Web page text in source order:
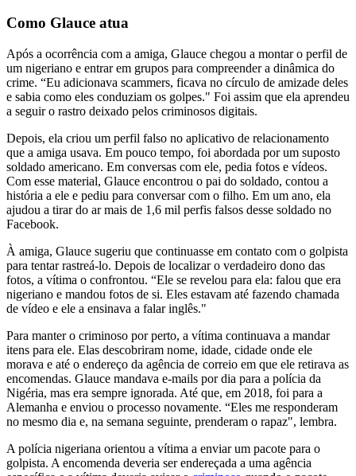
Como Glauce atua
Após a ocorrência com a amiga, Glauce chegou a montar o perfil de
um nigeriano e entrar em grupos para compreender a dinâmica do
crime. “Eu adicionava scammers, ficava no círculo de amizade deles
e sabia como eles conduziam os golpes." Foi assim que ela aprendeu
a seguir o rastro deixado pelos criminosos digitais.
Depois, ela criou um perfil falso no aplicativo de relacionamento
que a amiga usava. Em pouco tempo, foi abordada por um suposto
soldado americano. Em conversas com ele, pedia fotos e vídeos.
Com esse material, Glauce encontrou o pai do soldado, contou a
história a ele e pediu para conversar com o filho. Em um ano, ela
ajudou a tirar do ar mais de 1,6 mil perfis falsos desse soldado no
Facebook.
À amiga, Glauce sugeriu que continuasse em contato com o golpista
para tentar rastreá-lo. Depois de localizar o verdadeiro dono das
fotos, a vítima o confrontou. “Ele se revelou para ela: falou que era
nigeriano e mandou fotos de si. Eles estavam até fazendo chamada
de vídeo e ele a ensinava a falar inglês."
Para manter o criminoso por perto, a vítima continuava a mandar
itens para ele. Elas descobriram nome, idade, cidade onde ele
morava e até o endereço da agência de correio em que ele retirava as
encomendas. Glauce mandava e-mails por dia para a polícia da
Nigéria, mas era sempre ignorada. Até que, em 2018, foi para a
Alemanha e enviou o processo novamente. “Eles me responderam
no mesmo dia e, na semana seguinte, prenderam o rapaz", lembra.
A polícia nigeriana orientou a vítima a enviar um pacote para o
golpista. A encomenda deveria ser endereçada a uma agência